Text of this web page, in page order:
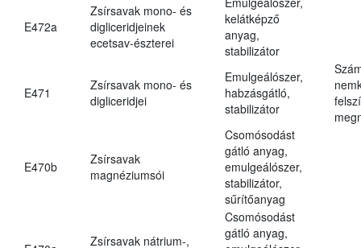
E472a
Zsírsavak mono- és
digliceridjeinek
ecetsav-észterei
kelátképző
anyag,
stabilizátor
E471
Zsírsavak mono- és
digliceridjei
Emulgeálószer,
habzásgátló,
stabilizátor
E470b
Zsírsavak
magnéziumsói
Csomósodást
gátló anyag,
emulgeálószer,
stabilizátor,
sűrítőanyag
Zsírsavak nátrium-,
Csomósodást
gátló anyag,